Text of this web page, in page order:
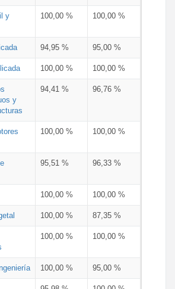
y
100,00 % 100,00 %
94,95 % 95,00 %
100,00 % 100,00 %
y
94,41 % 96,76 %
100,00 % 100,00 %
95,51 % 96,33 %
100,00 % 100,00 %
100,00 % 87,35 %
100,00 % 100,00 %
100,00 % 95,00 %